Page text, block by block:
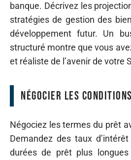
banque. Décrivez les
stratégies de gestion des
développement futur. Un
structuré montre que vous
et réaliste de l’avenir de votre
Négocier les
Négociez les termes du prêt
Demandez des taux
durées de prêt plus